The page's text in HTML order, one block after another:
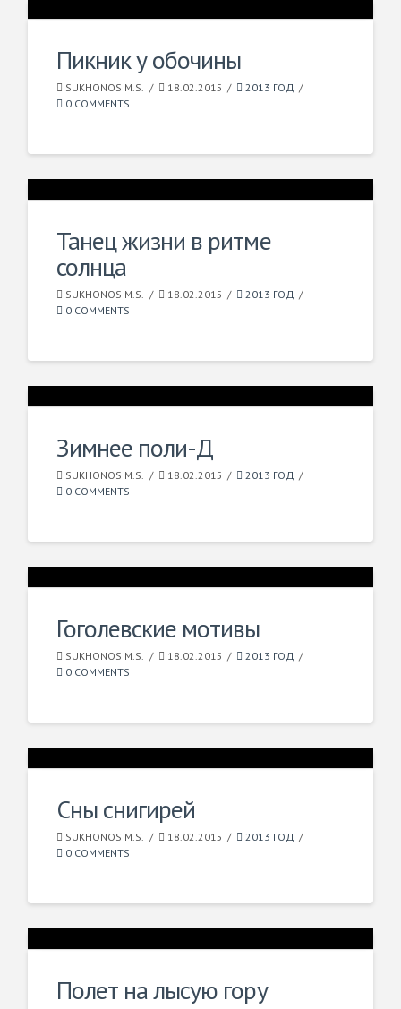
Пикник у обочины
SUKHONOS M.S. 18.02.2015
2013 ГОД
0 COMMENTS
Танец жизни в ритме
солнца
SUKHONOS M.S. 18.02.2015
2013 ГОД
0 COMMENTS
Зимнее поли-Д
SUKHONOS M.S. 18.02.2015
2013 ГОД
0 COMMENTS
Гоголевские мотивы
SUKHONOS M.S. 18.02.2015
2013 ГОД
0 COMMENTS
Сны снигирей
SUKHONOS M.S. 18.02.2015
2013 ГОД
0 COMMENTS
Полет на лысую гору